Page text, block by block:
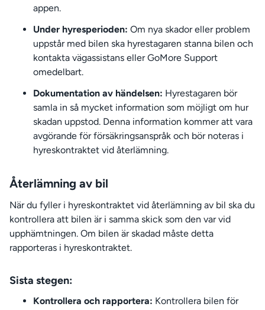
appen.
Under hyresperioden: Om nya skador eller problem
uppstår med bilen ska hyrestagaren stanna bilen och
kontakta vägassistans eller GoMore Support
omedelbart.
Dokumentation av händelsen: Hyrestagaren bör
samla in så mycket information som möjligt om hur
skadan uppstod. Denna information kommer att vara
avgörande för försäkringsanspråk och bör noteras i
hyreskontraktet vid återlämning.
Återlämning av bil
När du fyller i hyreskontraktet vid återlämning av bil ska du
kontrollera att bilen är i samma skick som den var vid
upphämtningen. Om bilen är skadad måste detta
rapporteras i hyreskontraktet.
Sista stegen:
Kontrollera och rapportera: Kontrollera bilen för